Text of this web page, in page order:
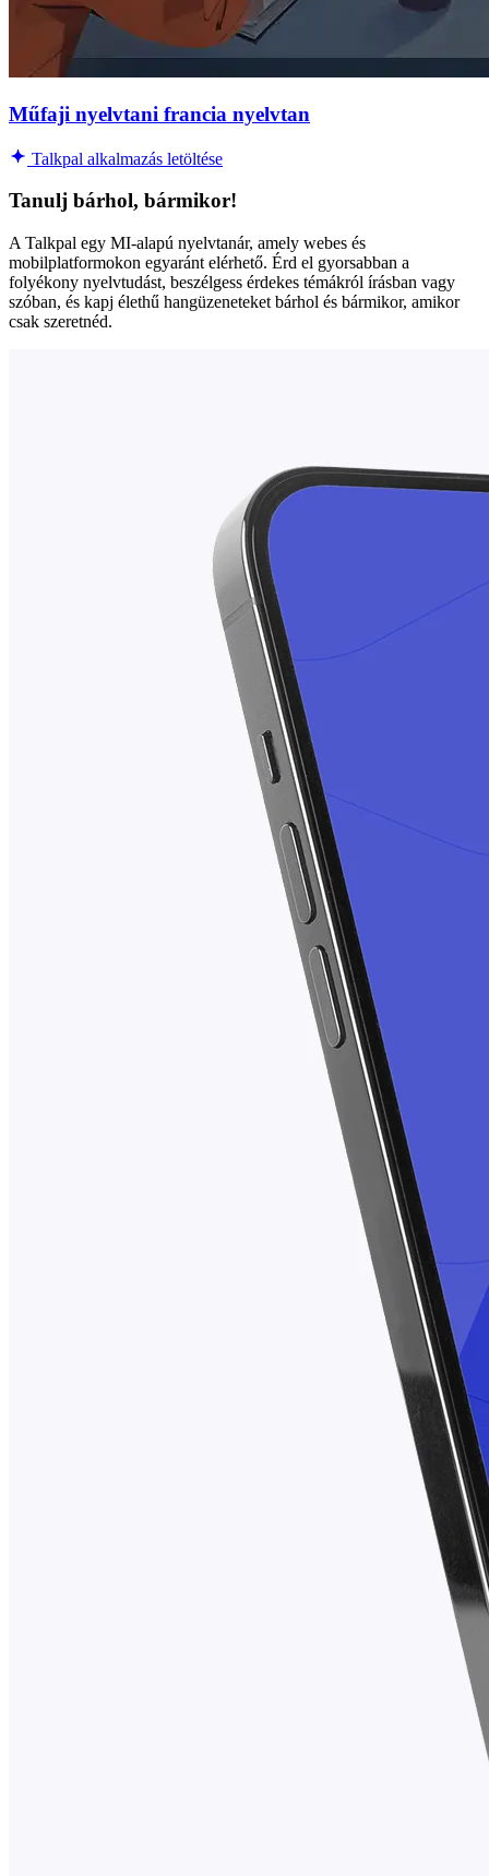
Műfaji nyelvtani francia nyelvtan
Talkpal alkalmazás letöltése
Tanulj bárhol, bármikor!
A Talkpal egy MI-alapú nyelvtanár, amely webes és
mobilplatformokon egyaránt elérhető. Érd el gyorsabban a
folyékony nyelvtudást, beszélgess érdekes témákról írásban vagy
szóban, és kapj élethű hangüzeneteket bárhol és bármikor, amikor
csak szeretnéd.